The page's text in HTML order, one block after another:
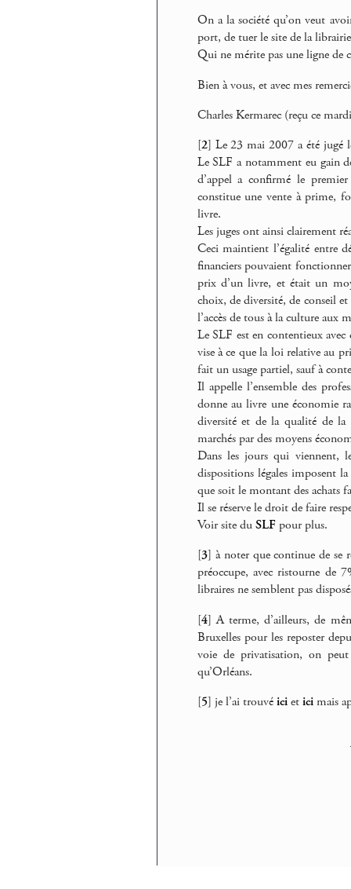
On a la société qu’on veut
port, de tuer le site de la
Qui ne mérite pas une ligne de
Bien à vous, et avec mes
Charles Kermarec (reçu ce
[2] Le 23 mai 2007 a été jugé
Le SLF a notamment eu gain
d’appel a confirmé le
constitue une vente à prime,
livre.
Les juges ont ainsi clairement
Ceci maintient l’égalité entre
financiers pouvaient
prix d’un livre, et était un
choix, de diversité, de conseil
l’accès de tous à la culture aux
Le SLF est en contentieux
vise à ce que la loi relative au
fait un usage partiel, sauf à
Il appelle l’ensemble des
donne au livre une économie
diversité et de la qualité de
marchés par des moyens
Dans les jours qui viennent,
dispositions légales imposent
que soit le montant des achats
Il se réserve le droit de faire
Voir site duSLFpour plus.
[3] à noter que continue de se
préoccupe, avec ristourne de
libraires ne semblent pas
[4]A terme, d’ailleurs, de
Bruxelles pour les reposter
voie de privatisation, on
qu’Orléans.
[5] je l’ai trouvéicieticimais